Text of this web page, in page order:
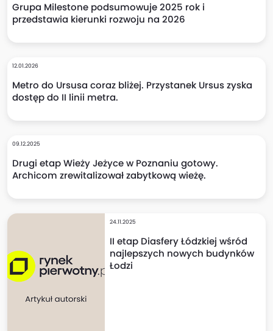
Grupa Milestone podsumowuje 2025 rok i
przedstawia kierunki rozwoju na 2026
12.01.2026
Metro do Ursusa coraz bliżej. Przystanek Ursus zyska
dostęp do II linii metra.
09.12.2025
Drugi etap Wieży Jeżyce w Poznaniu gotowy.
Archicom zrewitalizował zabytkową wieżę.
24.11.2025
II etap Diasfery Łódzkiej wśród
najlepszych nowych budynków
Łodzi